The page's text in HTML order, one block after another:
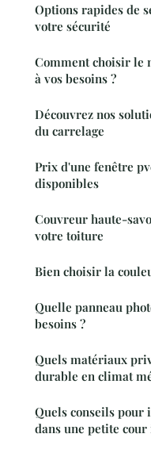
Options rapides de
votre sécurité
Comment choisir le
à vos besoins ?
Découvrez nos
du carrelage
Prix d'une fenêtre
disponibles
Couvreur haute-
votre toiture
Bien choisir la
Quelle panneau
besoins ?
Quels matériaux
durable en climat
Quels conseils
dans une petite